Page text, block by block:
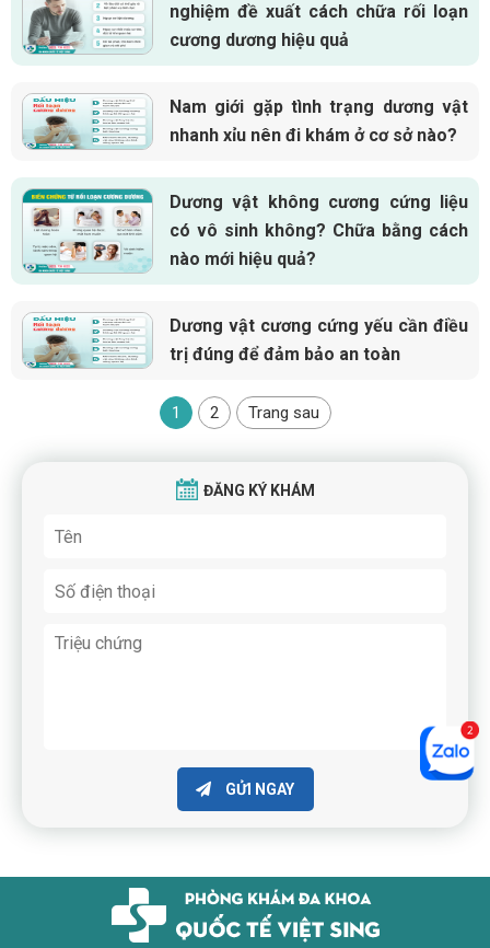
nghiệm đề xuất cách chữa rối loạn
cương dương hiệu quả
Nam giới gặp tình trạng dương vật
nhanh xỉu nên đi khám ở cơ sở nào?
Dương vật không cương cứng liệu
có vô sinh không? Chữa bằng cách
nào mới hiệu quả?
Dương vật cương cứng yếu cần điều
trị đúng để đảm bảo an toàn
1 2 Trang sau
ĐĂNG KÝ KHÁM
GỬI NGAY